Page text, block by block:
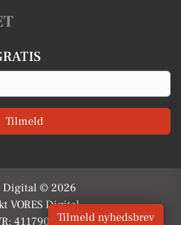
Tilmeld
Digital © 2026
VORES Digital
41179082Tilmeld nyhedsbrev